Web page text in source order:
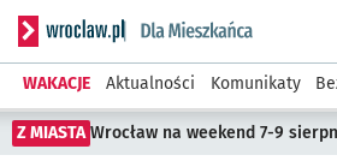
Serwis informacyjny wroclaw.pl
WAKACJE Aktualności Komunikaty
Z MIASTA Wrocław na weekend 7-9